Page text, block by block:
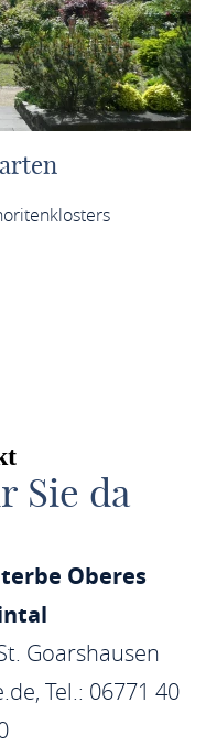
Sie da
Oberes
Goarshausen
Tel.: 06771 40